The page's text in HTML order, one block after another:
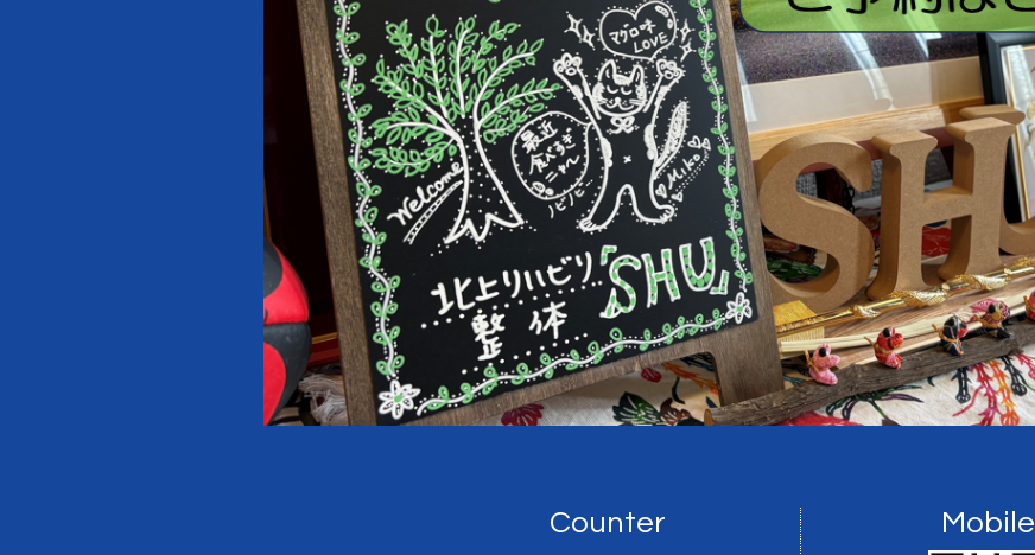
Counter Mobile